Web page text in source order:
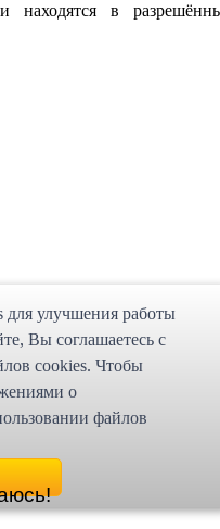
находятся в
улучшения работы
Bы соглашаетесь с
cookies. Чтобы
о
файлов
сайта Статьи Экспедиция
Интернет магазин
© 1998 - 2026